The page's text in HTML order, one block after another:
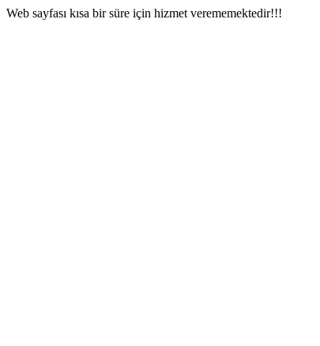
Web sayfası kısa bir süre için hizmet verememektedir!!!